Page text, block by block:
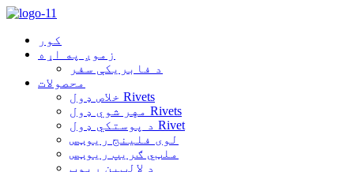
کور
زموږ په اړه
د فابریکې سفر
محصولات
خلاص ډول Rivets
مهر شوي ډول Rivets
د پوستکي ډول Rivet
لوی فلینج ریوټس
ملټي ګریپ ریوټس
د لالټین ریوټ